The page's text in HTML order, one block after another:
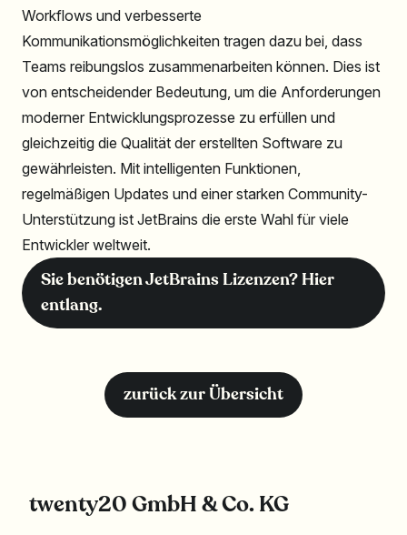
Workflows und verbesserte
Kommunikationsmöglichkeiten tragen dazu bei, dass
Teams reibungslos zusammenarbeiten können. Dies ist
von entscheidender Bedeutung, um die Anforderungen
moderner Entwicklungsprozesse zu erfüllen und
gleichzeitig die Qualität der erstellten Software zu
gewährleisten. Mit intelligenten Funktionen,
regelmäßigen Updates und einer starken Community-
Unterstützung ist JetBrains die erste Wahl für viele
Entwickler weltweit.
Sie benötigen JetBrains Lizenzen? Hier
entlang.
zurück zur Übersicht
twenty20 GmbH & Co. KG